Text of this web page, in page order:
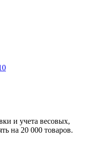
и учета весовых,
на 20 000 товаров.